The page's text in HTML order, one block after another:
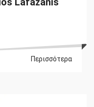
Περισσότερα